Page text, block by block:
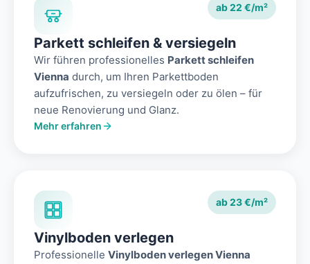
ab 22 €/m²
Parkett schleifen & versiegeln
Wir führen professionelles Parkett schleifen
Vienna durch, um Ihren Parkettboden
aufzufrischen, zu versiegeln oder zu ölen – für
neue Renovierung und Glanz.
Mehr erfahren
ab 23 €/m²
Vinylboden verlegen
Professionelle Vinylboden verlegen Vienna